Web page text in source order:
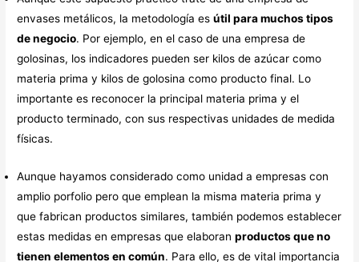
envases metálicos, la metodología esútil para muchos tipos
de negocio. Por ejemplo, en el caso de una empresa de
golosinas, los indicadores pueden ser kilos de azúcar como
materia prima y kilos de golosina como producto final. Lo
importante es reconocer la principal materia prima y el
producto terminado, con sus respectivas unidades de medida
físicas.
Aunque hayamos considerado como unidad a empresas con
amplio porfolio pero que emplean la misma materia prima y
que fabrican productos similares, también podemos establecer
estas medidas en empresas que elaboranproductos que no
tienen elementos en común. Para ello, es de vital importancia